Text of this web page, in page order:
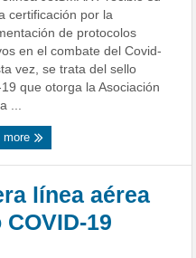
certificación por la
de protocolos
en el combate del Covid-
vez, se trata del sello
que otorga la Asociación
...
more
línea aérea
19